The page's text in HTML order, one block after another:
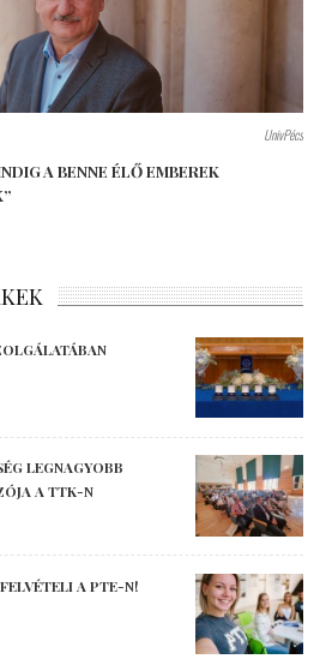
UnivPécs
A BENNE ÉLŐ EMBEREK
LEGNAGYOBB
A TTK-N
A PTE-N!